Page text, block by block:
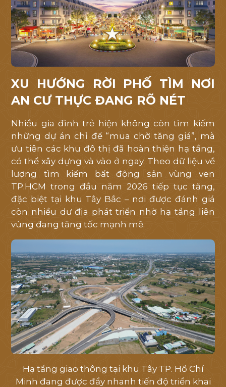
XU HƯỚNG RỜI PHỐ TÌM NƠI
AN CƯ THỰC ĐANG RÕ NÉT
Nhiều gia đình trẻ hiện không còn tìm kiếm
những dự án chỉ để “mua chờ tăng giá”, mà
ưu tiên các khu đô thị đã hoàn thiện hạ tầng,
có thể xây dựng và vào ở ngay. Theo dữ liệu về
lượng tìm kiếm bất động sản vùng ven
TP.HCM trong đầu năm 2026 tiếp tục tăng,
đặc biệt tại khu Tây Bắc – nơi được đánh giá
còn nhiều dư địa phát triển nhờ hạ tầng liên
vùng đang tăng tốc mạnh mẽ.
Hạ tầng giao thông tại khu Tây TP. Hồ Chí
Minh đang được đẩy nhanh tiến độ triển khai
để
lại
thông
tin
liên
hệ
để
tôi
hỗ
trợ
tốt
nhất